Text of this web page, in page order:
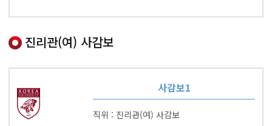
진리관(여) 사감보
사감보1
직위 : 진리관(여) 사감보